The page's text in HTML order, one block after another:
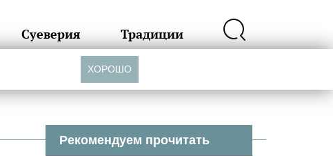
Суеверия Традиции
Рекомендуем прочитать
ХОРОШО